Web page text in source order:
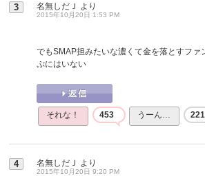
3 名無しだＪ より
2015年10月20日 1:53 PM
でもSMAP担みたいな濃くて金を落とすファ
ぷにはいない
それな！ 453 うーん… 221
4 名無しだＪ より
2015年10月20日 9:20 PM